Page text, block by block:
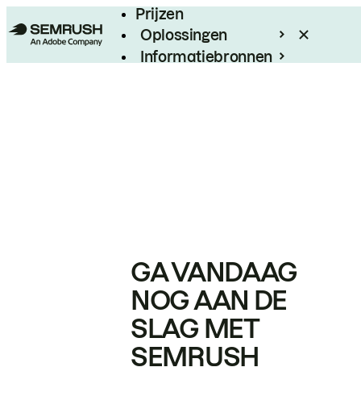
Prijzen
Oplossingen
Informatiebronnen
GA VANDAAG
NOG AAN DE
SLAG MET
SEMRUSH